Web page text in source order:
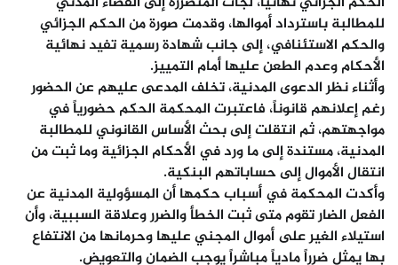
للمطالبة باسترداد أموالها، وقدمت صورة من الحكم الجزائي
والحكم الاستئنافي، إلى جانب شهادة رسمية تفيد نهائية
الأحكام وعدم الطعن عليها أمام التمييز.
وأثناء نظر الدعوى المدنية، تخلف المدعى عليهم عن الحضور
رغم إعلانهم قانوناً، فاعتبرت المحكمة الحكم حضورياً في
مواجهتهم، ثم انتقلت إلى بحث الأساس القانوني للمطالبة
المدنية، مستندة إلى ما ورد في الأحكام الجزائية وما ثبت من
انتقال الأموال إلى حساباتهم البنكية.
وأكدت المحكمة في أسباب حكمها أن المسؤولية المدنية عن
الفعل الضار تقوم متى ثبت الخطأ والضرر وعلاقة السببية، وأن
استيلاء الغير على أموال المجني عليها وحرمانها من الانتفاع
بها يمثل ضرراً مادياً مباشراً يوجب الضمان والتعويض.